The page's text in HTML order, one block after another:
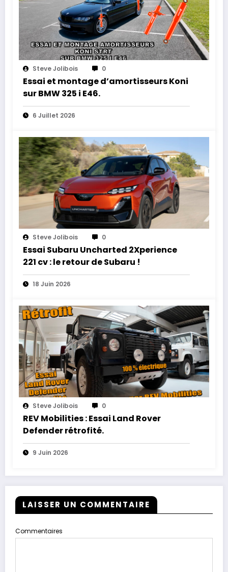
Steve Jolibois 0
Essai et montage d’amortisseurs Koni
sur BMW 325 i E46.
6 Juillet 2026
Steve Jolibois 0
Essai Subaru Uncharted 2Xperience
221 cv : le retour de Subaru !
18 Juin 2026
Steve Jolibois 0
REV Mobilities : Essai Land Rover
Defender rétrofité.
9 Juin 2026
LAISSER UN COMMENTAIRE
Commentaires